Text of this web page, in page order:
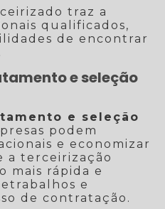
traz a
qualificados,
de encontrar
e seleção
e seleção
podem
e economizar
a terceirização
mais rápida e
e
de contratação.